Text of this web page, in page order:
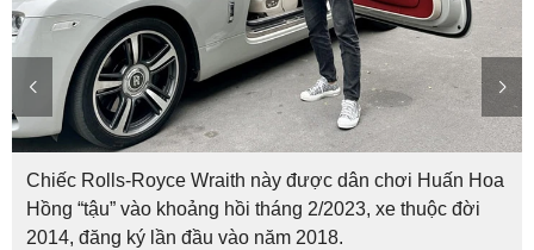
Chiếc Rolls-Royce Wraith này được dân chơi Huấn Hoa
Hồng “tậu” vào khoảng hồi tháng 2/2023, xe thuộc đời
2014, đăng ký lần đầu vào năm 2018.